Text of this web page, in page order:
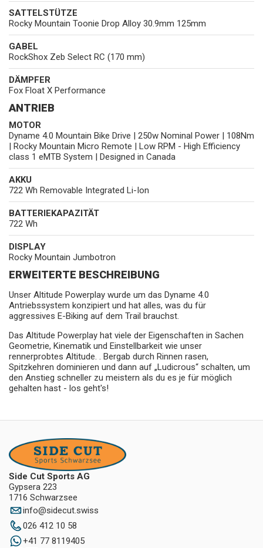
SATTELSTÜTZE
Rocky Mountain Toonie Drop Alloy 30.9mm 125mm
GABEL
RockShox Zeb Select RC (170 mm)
DÄMPFER
Fox Float X Performance
ANTRIEB
MOTOR
Dyname 4.0 Mountain Bike Drive | 250w Nominal Power | 108Nm
| Rocky Mountain Micro Remote | Low RPM - High Efficiency
class 1 eMTB System | Designed in Canada
AKKU
722 Wh Removable Integrated Li-Ion
BATTERIEKAPAZITÄT
722 Wh
DISPLAY
Rocky Mountain Jumbotron
ERWEITERTE BESCHREIBUNG
Unser Altitude Powerplay wurde um das Dyname 4.0
Antriebssystem konzipiert und hat alles, was du für
aggressives E-Biking auf dem Trail brauchst.
Das Altitude Powerplay hat viele der Eigenschaften in Sachen
Geometrie, Kinematik und Einstellbarkeit wie unser
rennerprobtes Altitude. . Bergab durch Rinnen rasen,
Spitzkehren dominieren und dann auf „Ludicrous“ schalten, um
den Anstieg schneller zu meistern als du es je für möglich
gehalten hast - los geht's!
Side Cut Sports AG
Gypsera 223
1716 Schwarzsee
info@sidecut.swiss
026 412 10 58
+41 77 8119405